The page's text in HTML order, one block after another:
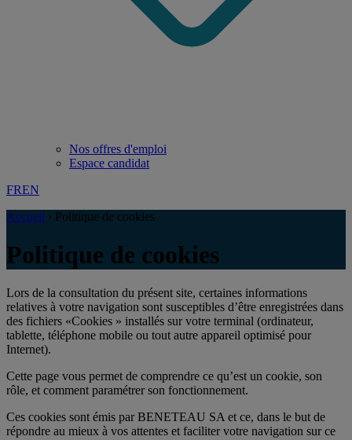
Nos offres d'emploi
Espace candidat
FREN
Accueil › Politique de cookies
Politique de cookies
Lors de la consultation du présent site, certaines informations
relatives à votre navigation sont susceptibles d’être enregistrées dans
des fichiers «Cookies » installés sur votre terminal (ordinateur,
tablette, téléphone mobile ou tout autre appareil optimisé pour
Internet).
Cette page vous permet de comprendre ce qu’est un cookie, son
rôle, et comment paramétrer son fonctionnement.
Ces cookies sont émis par BENETEAU SA et ce, dans le but de
répondre au mieux à vos attentes et faciliter votre navigation sur ce